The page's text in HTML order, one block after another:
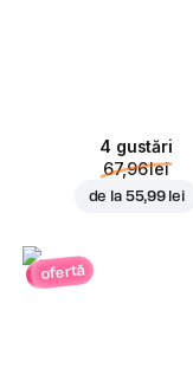
4 gustări
67,96 lei
de la 55,99 lei
ofertă